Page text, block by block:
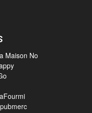
Maison No